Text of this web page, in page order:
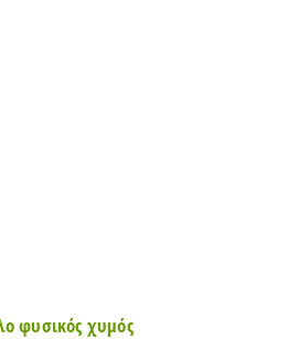
φυσικός χυμός